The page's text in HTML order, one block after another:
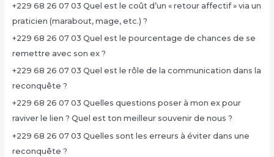
+229 68 26 07 03 Quel est le coût d’un « retour affectif » via un
praticien (marabout, mage, etc.) ?
+229 68 26 07 03 Quel est le pourcentage de chances de se
remettre avec son ex ?
+229 68 26 07 03 Quel est le rôle de la communication dans la
reconquête ?
+229 68 26 07 03 Quelles questions poser à mon ex pour
raviver le lien ? Quel est ton meilleur souvenir de nous ?
+229 68 26 07 03 Quelles sont les erreurs à éviter dans une
reconquête ?